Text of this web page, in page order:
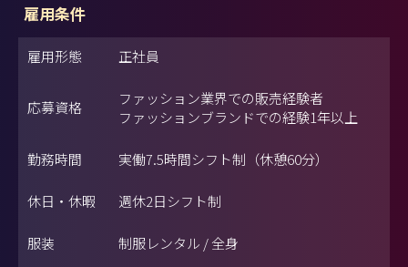
雇用条件
雇用形態 正社員
応募資格
ファッション業界での販売経験者
ファッションブランドでの経験1年以上
勤務時間 実働7.5時間シフト制（休憩60分）
休日・休暇 週休2日シフト制
服装 制服レンタル / 全身